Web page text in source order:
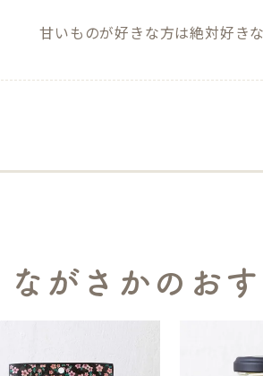
甘いものが好きな方は絶対好きな
ながさかのお